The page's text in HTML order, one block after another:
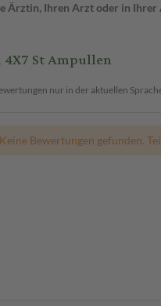
Ärztin, Ihren Arzt oder in Ihrer
St Ampullen
nur in der aktuellen
Keine Bewertungen gefunden.